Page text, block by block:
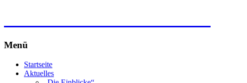
Menü
Zum
Inhalt
Startseite
Aktuelles